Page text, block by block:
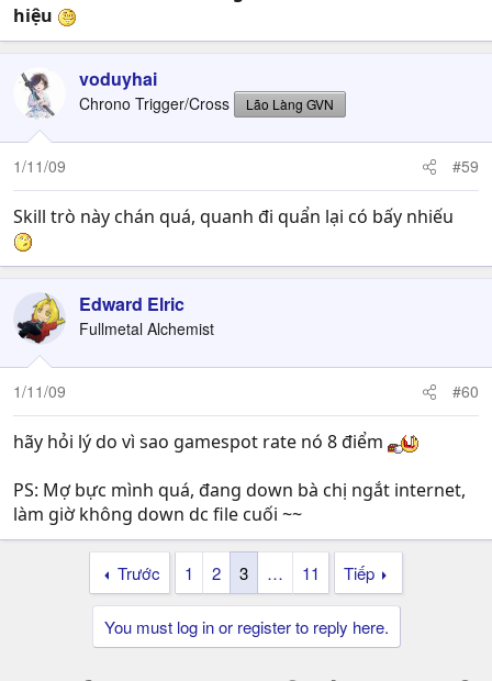
hiệu
voduyhai
Chrono Trigger/Cross Lão Làng GVN
1/11/09 #59
Skill trò này chán quá, quanh đi quẩn lại có bấy nhiếu
Edward Elric
Fullmetal Alchemist
1/11/09 #60
hãy hỏi lý do vì sao gamespot rate nó 8 điểm
PS: Mợ bực mình quá, đang down bà chị ngắt internet,
làm giờ không down dc file cuối ~~
Trước 1 2 3 … 11 Tiếp
You must log in or register to reply here.